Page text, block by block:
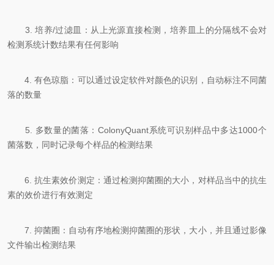
3. 培养/过滤皿：从上光源直接检测，培养皿上的分隔线不会对
检测系统计数结果有任何影响
4. 有色琼脂：可以通过设定软件对颜色的识别，自动标注不同菌
落的数量
5. 多数量的菌落：ColonyQuant系统可识别样品中多达1000个
菌落数，同时记录每个样品的检测结果
6. 抗生素效价测定：通过检测抑菌圈的大小，对样品当中的抗生
素的效价进行有效测定
7. 抑菌圈：自动有序地检测抑菌圈的形状，大小，并且通过影像
文件输出检测结果